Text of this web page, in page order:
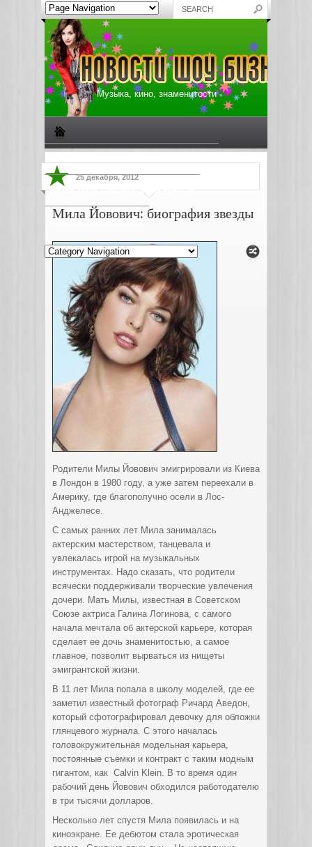
Музыка, кино, знаменитости
Жизнь звезд Музыкальные новости
Новости киноиндустрии
25 декабря, 2012
Мила Йовович: биография звезды
Родители Милы Йовович эмигрировали из Киева
в Лондон в 1980 году, а уже затем переехали в
Америку, где благополучно осели в Лос-
Анджелесе.
С самых ранних лет Мила занималась
актерским мастерством, танцевала и
увлекалась игрой на музыкальных
инструментах. Надо сказать, что родители
всячески поддерживали творческие увлечения
дочери. Мать Милы, известная в Советском
Союзе актриса Галина Логинова, с самого
начала мечтала об актерской карьере, которая
сделает ее дочь знаменитостью, а самое
главное, позволит вырваться из нищеты
эмигрантской жизни.
В 11 лет Мила попала в школу моделей, где ее
заметил известный фотограф Ричард Аведон,
который сфотографировал девочку для обложки
глянцевого журнала. С этого началась
головокружительная модельная карьера,
постоянные съемки и контракт с таким модным
гигантом, как Calvin Klein. В то время один
рабочий день Йовович обходился работодателю
в три тысячи долларов.
Несколько лет спустя Мила появилась и на
киноэкране. Ее дебютом стала эротическая